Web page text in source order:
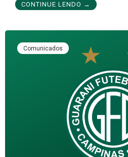
CONTINUE LENDO →
Comunicados